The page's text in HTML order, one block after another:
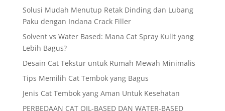
Solusi Mudah Menutup Retak Dinding dan Lubang
Paku dengan Indana Crack Filler
Solvent vs Water Based: Mana Cat Spray Kulit yang
Lebih Bagus?
Desain Cat Tekstur untuk Rumah Mewah Minimalis
Tips Memilih Cat Tembok yang Bagus
Jenis Cat Tembok yang Aman Untuk Kesehatan
PERBEDAAN CAT OIL-BASED DAN WATER-BASED